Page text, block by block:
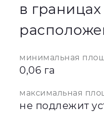
в
минимальная
0,06 га
максимальная
не подлежит